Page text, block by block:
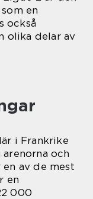
en
också
olika delar av
i Frankrike
och
av de mest
en
000